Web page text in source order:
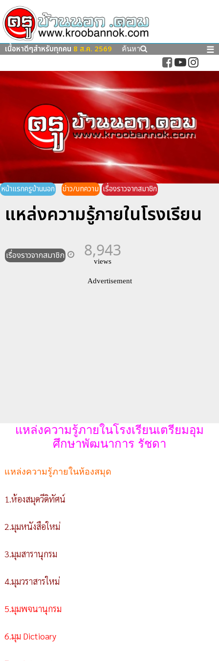
เนื้อหาดีๆสำหรับทุกคน 8 ส.ค. 2569 ค้นหา ☰
หน้าแรกครูบ้านนอก ข่าว/บทความ เรื่องราวจากสมาชิก
แหล่งความรู้ภายในโรงเรียน
เรื่องราวจากสมาชิก 8,943
views
Advertisement
แหล่งความรู้ภายในโรงเรียนเตรียมอุม
ศึกษาพัฒนาการ รัชดา
แหล่งความรู้ภายในห้องสมุด
1.ห้องสมุดวีดิทัศน์
2.มุมหนังสือใหม่
3.มุมสารานุกรม
4.มุมวราสารใหม่
5.มุมพจนานุกรม
6.มุม Dictioary